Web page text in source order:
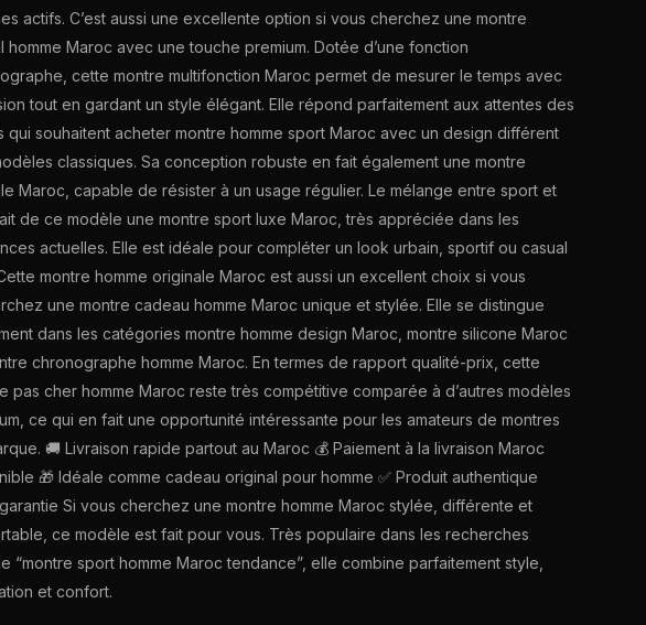
actifs. C’est aussi une excellente option si vous cherchez une montre
homme Maroc avec une touche premium. Dotée d’une fonction
cette montre multifonction Maroc permet de mesurer le temps avec
tout en gardant un style élégant. Elle répond parfaitement aux attentes des
qui souhaitent acheter montre homme sport Maroc avec un design différent
classiques. Sa conception robuste en fait également une montre
Maroc, capable de résister à un usage régulier. Le mélange entre sport et
de ce modèle une montre sport luxe Maroc, très appréciée dans les
actuelles. Elle est idéale pour compléter un look urbain, sportif ou casual
montre homme originale Maroc est aussi un excellent choix si vous
une montre cadeau homme Maroc unique et stylée. Elle se distingue
dans les catégories montre homme design Maroc, montre silicone Maroc
chronographe homme Maroc. En termes de rapport qualité-prix, cette
pas cher homme Maroc reste très compétitive comparée à d’autres modèles
ce qui en fait une opportunité intéressante pour les amateurs de montres
🚚 Livraison rapide partout au Maroc 💰 Paiement à la livraison Maroc
🎁 Idéale comme cadeau original pour homme ✅ Produit authentique
Si vous cherchez une montre homme Maroc stylée, différente et
ce modèle est fait pour vous. Très populaire dans les recherches
“montre sport homme Maroc tendance”, elle combine parfaitement style,
et confort.